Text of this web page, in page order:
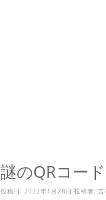
謎のQRコード
投稿日: 2022年1月28日 投稿者: 吉